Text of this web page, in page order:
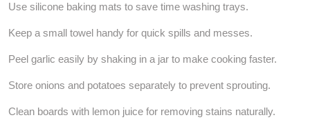
Use silicone baking mats to save time washing trays.
Keep a small towel handy for quick spills and messes.
Peel garlic easily by shaking in a jar to make cooking faster.
Store onions and potatoes separately to prevent sprouting.
Clean boards with lemon juice for removing stains naturally.